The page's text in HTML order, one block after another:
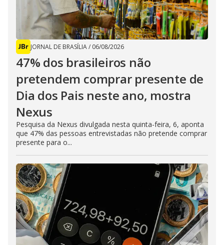
JORNAL DE BRASÍLIA/ 06/08/2026
47% dos brasileiros não
pretendem comprar presente de
Dia dos Pais neste ano, mostra
Nexus
Pesquisa da Nexus divulgada nesta quinta-feira, 6, aponta
que 47% das pessoas entrevistadas não pretende comprar
presente para o...